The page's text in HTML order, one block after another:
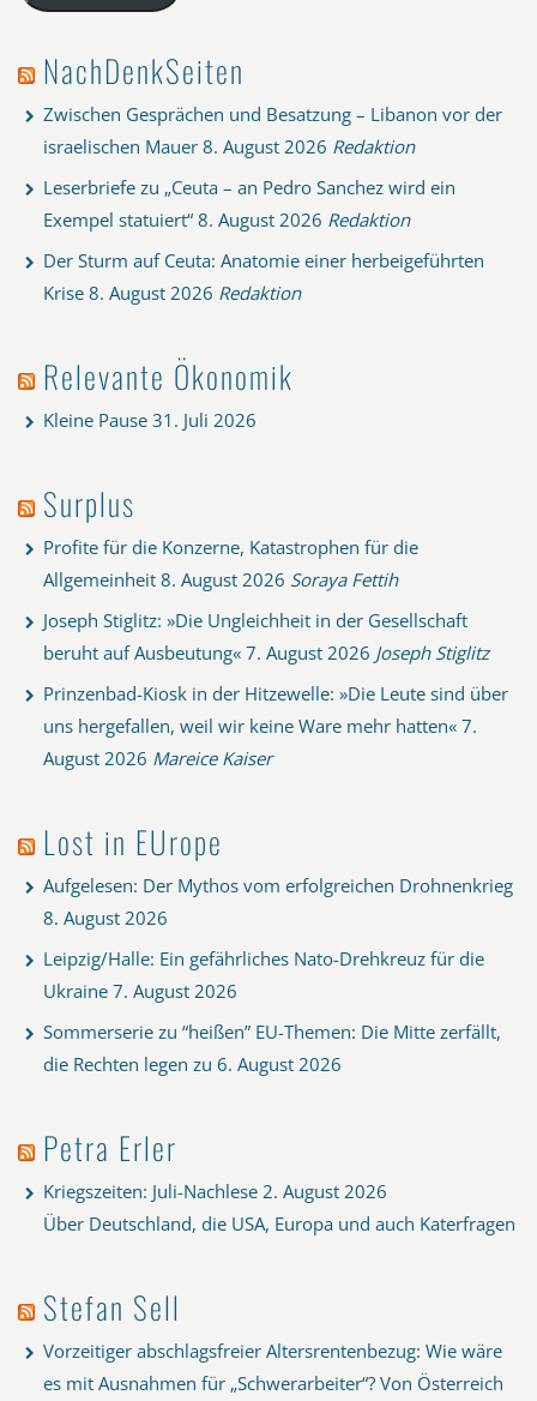
NachDenkSeiten
Zwischen Gesprächen und Besatzung – Libanon vor der
israelischen Mauer 8. August 2026 Redaktion
Leserbriefe zu „Ceuta – an Pedro Sanchez wird ein
Exempel statuiert“ 8. August 2026 Redaktion
Der Sturm auf Ceuta: Anatomie einer herbeigeführten
Krise 8. August 2026 Redaktion
Relevante Ökonomik
Kleine Pause 31. Juli 2026
Surplus
Profite für die Konzerne, Katastrophen für die
Allgemeinheit 8. August 2026 Soraya Fettih
Joseph Stiglitz: »Die Ungleichheit in der Gesellschaft
beruht auf Ausbeutung« 7. August 2026 Joseph Stiglitz
Prinzenbad-Kiosk in der Hitzewelle: »Die Leute sind über
uns hergefallen, weil wir keine Ware mehr hatten« 7.
August 2026 Mareice Kaiser
Lost in EUrope
Aufgelesen: Der Mythos vom erfolgreichen Drohnenkrieg
8. August 2026
Leipzig/Halle: Ein gefährliches Nato-Drehkreuz für die
Ukraine 7. August 2026
Sommerserie zu “heißen” EU-Themen: Die Mitte zerfällt,
die Rechten legen zu 6. August 2026
Petra Erler
Kriegszeiten: Juli-Nachlese 2. August 2026
Über Deutschland, die USA, Europa und auch Katerfragen
Stefan Sell
Vorzeitiger abschlagsfreier Altersrentenbezug: Wie wäre
es mit Ausnahmen für „Schwerarbeiter“? Von Österreich